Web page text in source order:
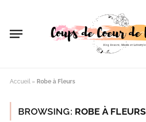
Accueil » Robe à Fleurs
BROWSING: ROBE À FLEURS